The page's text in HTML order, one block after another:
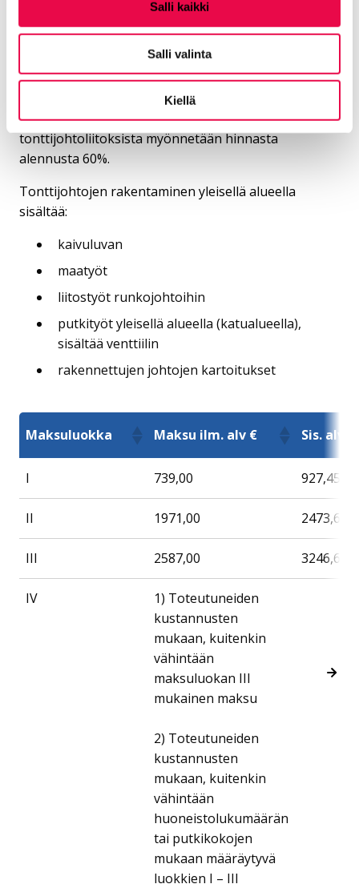
Salli kaikki
Salli valinta
Kiellä
Huleveden tonttijohtomaksu
* Vesihuollon saneerausalueilla saneerausta
seuraavan vuoden loppuun mennessä tehdyistä
tonttijohtoliitoksista myönnetään hinnasta
alennusta 60%.
Tonttijohtojen rakentaminen yleisellä alueella
sisältää:
kaivuluvan
maatyöt
liitostyöt runkojohtoihin
putkityöt yleisellä alueella (katualueella),
sisältää venttiilin
rakennettujen johtojen kartoitukset
Maksuluokka Maksu ilm. alv € Sis. alv
I 739,00 927,45
II 1971,00 2473,61
III 2587,00 3246,69
IV
1) Toteutuneiden
kustannusten
mukaan, kuitenkin
vähintään
maksuluokan III
mukainen maksu
2) Toteutuneiden
kustannusten
mukaan, kuitenkin
vähintään
huoneistolukumäärän
tai putkikokojen
mukaan määräytyvä
luokkien I – III